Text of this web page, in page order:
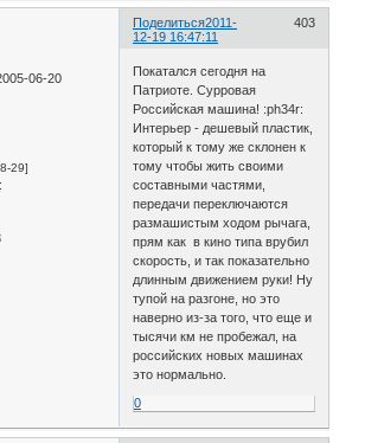
Поделиться 403
2011-
12-19 16:47:11
06-20
29]
Покатался сегодня на
Патриоте. Сурровая
Российская машина! :ph34r:
Интерьер - дешевый пластик,
который к тому же склонен к
тому чтобы жить своими
составными частями,
передачи переключаются
размашистым ходом рычага,
прям как в кино типа врубил
скорость, и так показательно
длинным движением руки! Ну
тупой на разгоне, но это
наверно из-за того, что еще и
тысячи км не пробежал, на
российских новых машинах
это нормально.
0